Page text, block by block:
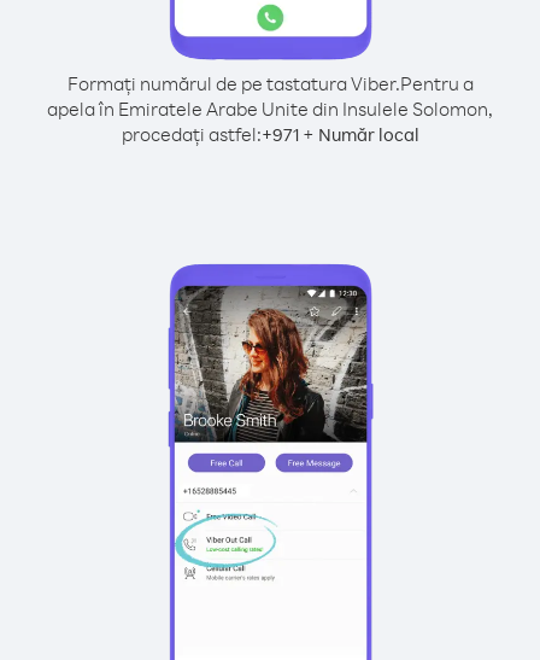
Formați numărul de pe tastatura Viber.Pentru a
apela în Emiratele Arabe Unite din Insulele Solomon,
procedați astfel:+971+ Număr local